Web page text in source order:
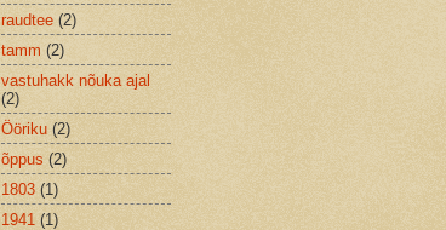
raudtee (2)
tamm (2)
vastuhakk nõuka ajal
(2)
Ööriku (2)
õppus (2)
1803 (1)
1941 (1)